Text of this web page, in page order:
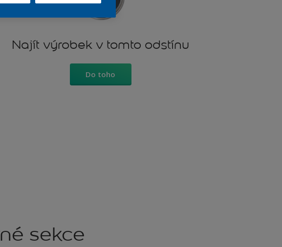
Najít výrobek v tomto odstínu
Do toho
sekce